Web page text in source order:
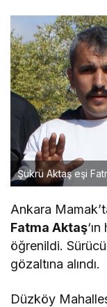
Şükrü Aktaş eşi
Ankara
Fatma Aktaş
öğrenildi. Sürücü
gözaltına alındı.
Düzköy